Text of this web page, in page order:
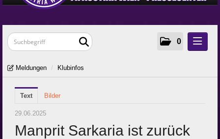
0
Meldungen
Frauen
Young Violets
Media
Meldungen / Klubinfos
Text Bilder
29.06.2025
Manprit Sarkaria ist zurück